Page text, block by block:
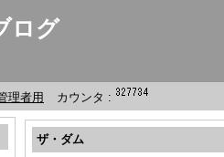
ログ
理者用 カウンタ :
ザ・ダム